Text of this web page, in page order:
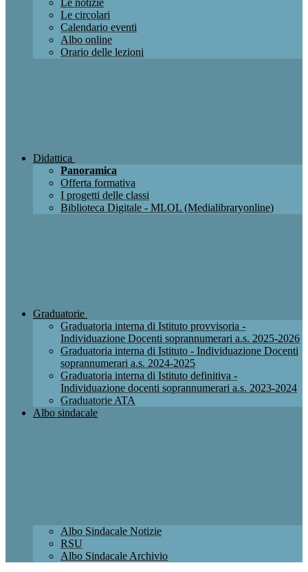
Le notizie
Le circolari
Calendario eventi
Albo online
Orario delle lezioni
Didattica
Panoramica
Offerta formativa
I progetti delle classi
Biblioteca Digitale - MLOL (Medialibraryonline)
Graduatorie
Graduatoria interna di Istituto provvisoria -
Individuazione Docenti soprannumerari a.s. 2025-2026
Graduatoria interna di Istituto - Individuazione Docenti
soprannumerari a.s. 2024-2025
Graduatoria interna di Istituto definitiva -
Individuazione docenti soprannumerari a.s. 2023-2024
Graduatorie ATA
Albo sindacale
Albo Sindacale Notizie
RSU
Albo Sindacale Archivio